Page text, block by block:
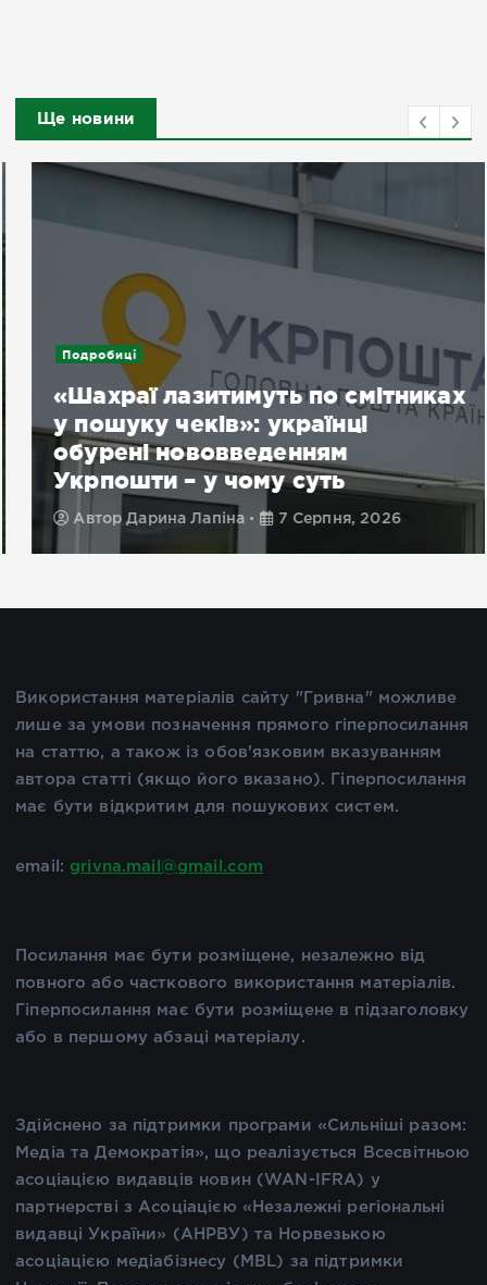
Ще новини
Подробиці
«Шахраї лазитимуть по смітниках
у пошуку чеків»: українці
обурені нововведенням
Укрпошти – у чому суть
АвторДарина Лапіна 7 Серпня, 2026
Використання матеріалів сайту "Гривна" можливе
лише за умови позначення прямого гіперпосилання
на статтю, а також із обов'язковим вказуванням
автора статті (якщо його вказано). Гіперпосилання
має бути відкритим для пошукових систем.
email: grivna.mail@gmail.com
Посилання має бути розміщене, незалежно від
повного або часткового використання матеріалів.
Гіперпосилання має бути розміщене в підзаголовку
або в першому абзаці матеріалу.
Здійснено за підтримки програми «Сильніші разом:
Медіа та Демократія», що реалізується Всесвітньою
асоціацією видавців новин (WAN-IFRA) у
партнерстві з Асоціацією «Незалежні регіональні
видавці України» (АНРВУ) та Норвезькою
асоціацією медіабізнесу (MBL) за підтримки